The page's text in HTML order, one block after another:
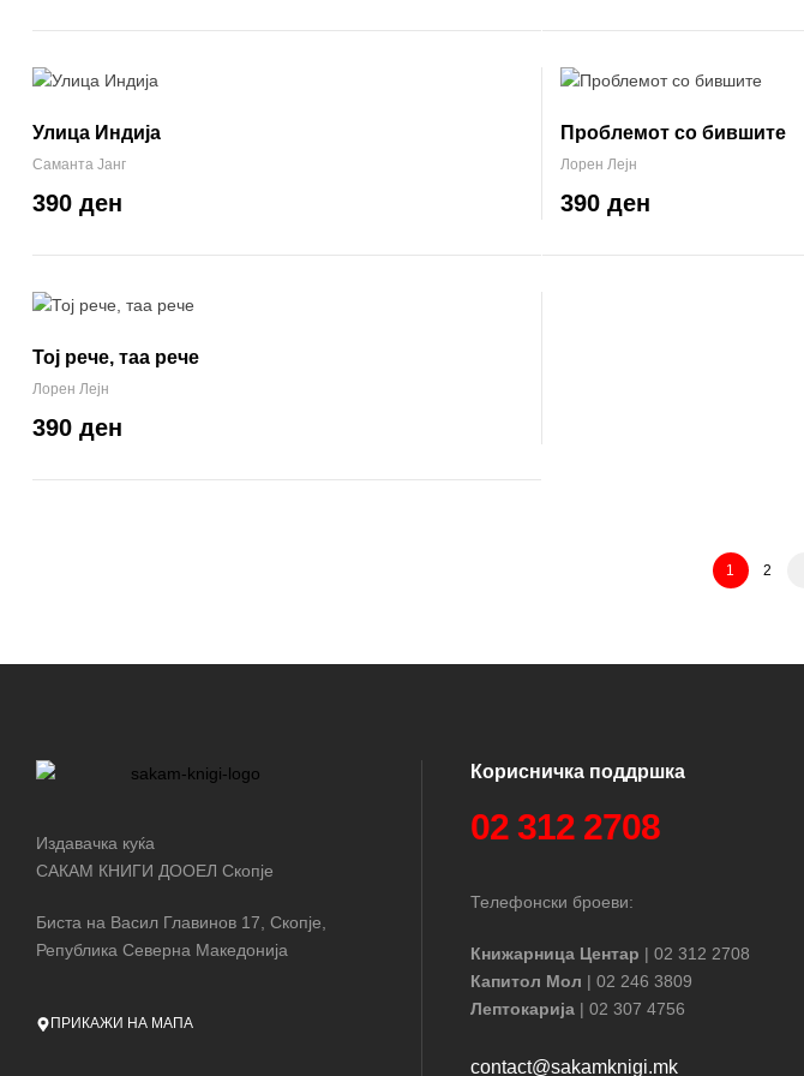
Улица Индија
Саманта Јанг
390 ден
Проблемот со бившите
Лорен Лејн
390 ден
Тој рече, таа рече
Лорен Лејн
390 ден
1 2
Издавачка куќа
САКАМ КНИГИ ДООЕЛ Скопје
Биста на Васил Главинов 17, Скопје,
Република Северна Македонија
ПРИКАЖИ НА МАПА
Корисничка поддршка
02 312 2708
Телефонски броеви:
Книжарница Центар | 02 312 2708
Капитол Мол | 02 246 3809
Лептокарија | 02 307 4756
contact@sakamknigi.mk